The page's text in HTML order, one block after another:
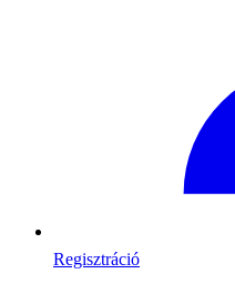
Regisztráció